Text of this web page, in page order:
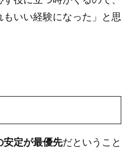
いい経験になった」と思
安定が最優先だということ